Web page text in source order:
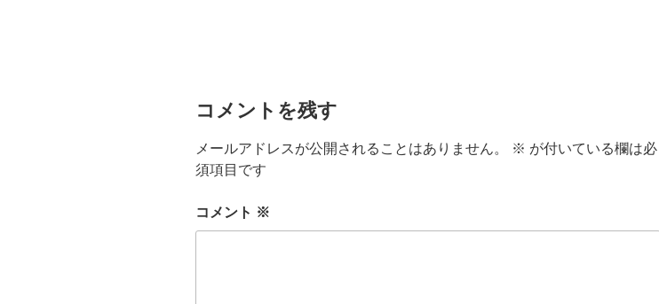
コメントを残す
メールアドレスが公開されることはありません。 ※ が付いている欄は必
須項目です
コメント ※